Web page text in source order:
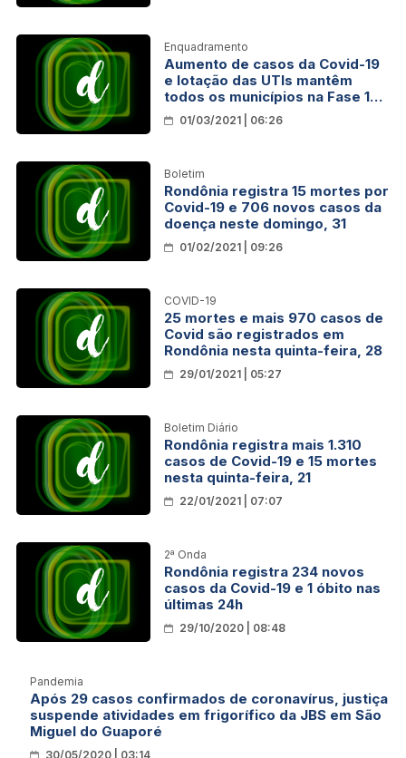
Enquadramento
Aumento de casos da Covid-19
e lotação das UTIs mantêm
todos os municípios na Fase 1
do Plano Todos Por Rondônia
01/03/2021 | 06:26
Boletim
Rondônia registra 15 mortes por
Covid-19 e 706 novos casos da
doença neste domingo, 31
01/02/2021 | 09:26
COVID-19
25 mortes e mais 970 casos de
Covid são registrados em
Rondônia nesta quinta-feira, 28
29/01/2021 | 05:27
Boletim Diário
Rondônia registra mais 1.310
casos de Covid-19 e 15 mortes
nesta quinta-feira, 21
22/01/2021 | 07:07
2ª Onda
Rondônia registra 234 novos
casos da Covid-19 e 1 óbito nas
últimas 24h
29/10/2020 | 08:48
Pandemia
Após 29 casos confirmados de coronavírus, justiça
suspende atividades em frigorífico da JBS em São
Miguel do Guaporé
30/05/2020 | 03:14